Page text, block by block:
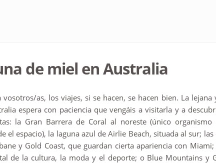
de miel en Australia
vosotros/as, los viajes, si se hacen, se hacen bien. La
espera con paciencia que vengáis a visitarla y a
la Gran Barrera de Coral al noreste (único
el espacio), la laguna azul de Airlie Beach, situada al sur; las
y Gold Coast, que guardan cierta apariencia con
de la cultura, la moda y el deporte; o Blue Mountains y